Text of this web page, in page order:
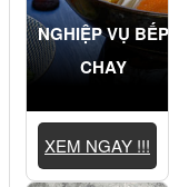
NGHIỆP VỤ BẾP
CHAY
XEM NGAY !!!